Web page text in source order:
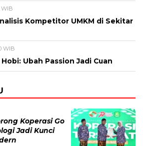
WIB
Kompetitor UMKM di Sekitar
WIB
Ubah Passion Jadi Cuan
Koperasi Go
Jadi Kunci